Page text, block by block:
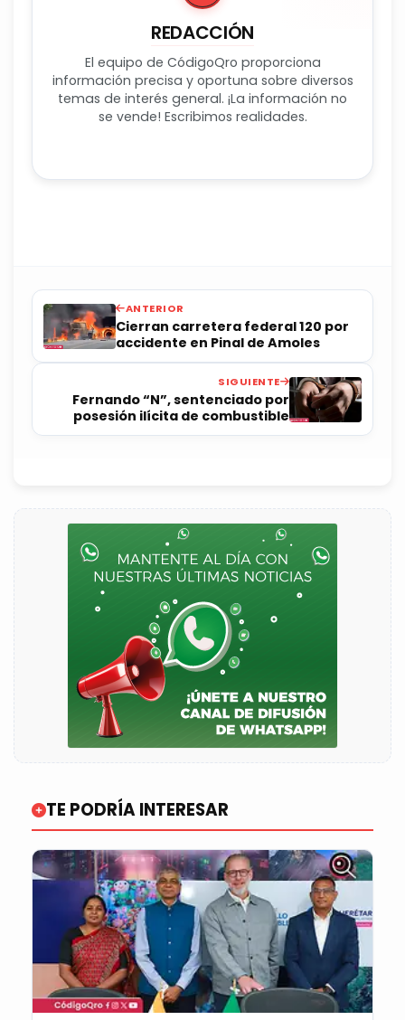
REDACCIÓN
El equipo de CódigoQro proporciona
información precisa y oportuna sobre diversos
temas de interés general. ¡La información no
se vende! Escribimos realidades.
ANTERIOR
Cierran carretera federal 120 por
accidente en Pinal de Amoles
SIGUIENTE
Fernando “N”, sentenciado por
posesión ilícita de combustible
TE PODRÍA INTERESAR